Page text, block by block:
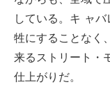
している。キ ャ
牲にすることなく
来るストリート・
仕上がりだ。